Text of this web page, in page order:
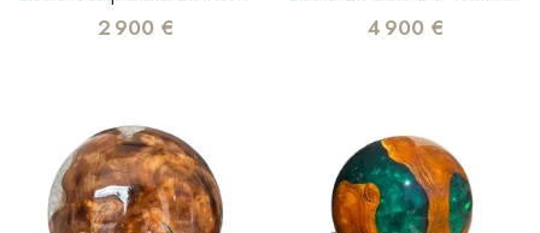
2 900 € 4 900 €